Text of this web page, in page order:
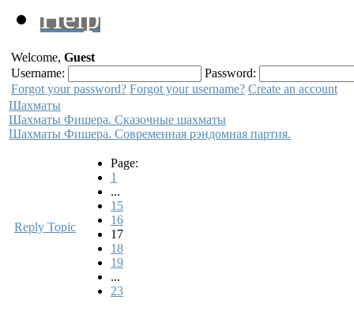
Help
Welcome, Guest
Username:
Password:
Forgot your password? Forgot your username? Create an account
Шахматы
Шахматы Фишера. Сказочные шахматы
Шахматы Фишера. Современная рэндомная партия.
Reply Topic
Page:
1
...
15
16
17
18
19
...
23